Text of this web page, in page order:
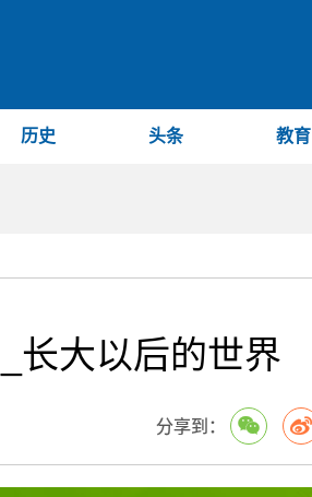
历史 头条 教育
长大以后的世界
分享到：